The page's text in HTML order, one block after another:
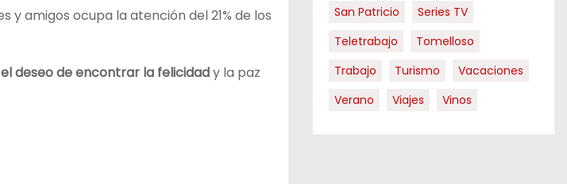
y amigos ocupa la atención del 21% de los
deseo de encontrar la felicidady la paz
San Patricio
Series TV
Teletrabajo
Tomelloso
Trabajo
Turismo
Vacaciones
Verano
Viajes Vinos